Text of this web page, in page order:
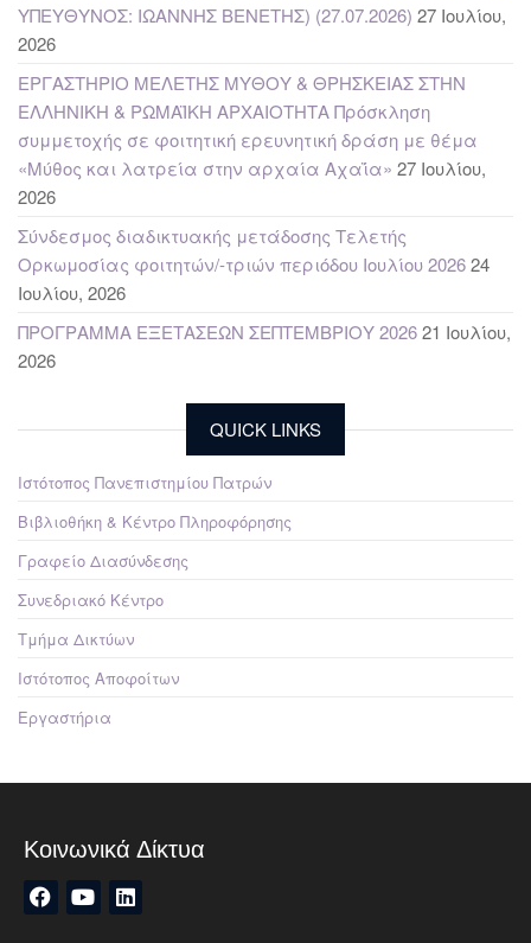
ΥΠΕΥΘΥΝΟΣ: ΙΩΑΝΝΗΣ ΒΕΝΕΤΗΣ) (27.07.2026) 27 Ιουλίου,
2026
ΕΡΓΑΣΤΗΡΙΟ ΜΕΛΕΤΗΣ ΜΥΘΟΥ & ΘΡΗΣΚΕΙΑΣ ΣΤΗΝ
ΕΛΛΗΝΙΚΗ & ΡΩΜΑΪΚΗ ΑΡΧΑΙΟΤΗΤΑ Πρόσκληση
συμμετοχής σε φοιτητική ερευνητική δράση με θέμα
«Μύθος και λατρεία στην αρχαία Αχαΐα» 27 Ιουλίου,
2026
Σύνδεσμος διαδικτυακής μετάδοσης Τελετής
Ορκωμοσίας φοιτητών/-τριών περιόδου Ιουλίου 202624
Ιουλίου, 2026
ΠΡΟΓΡΑΜΜΑ ΕΞΕΤΑΣΕΩΝ ΣΕΠΤΕΜΒΡΙΟΥ 202621 Ιουλίου,
2026
QUICK LINKS
Ιστότοπος Πανεπιστημίου Πατρών
Βιβλιοθήκη & Κέντρο Πληροφόρησης
Γραφείο Διασύνδεσης
Συνεδριακό Κέντρο
Τμήμα Δικτύων
Ιστότοπος Αποφοίτων
Εργαστήρια
Κοινωνικά Δίκτυα